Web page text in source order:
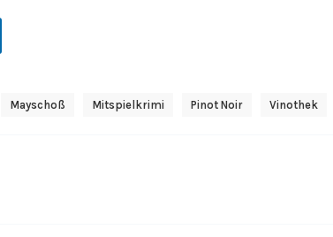
Mayschoß Mitspielkrimi Pinot Noir Vinothek